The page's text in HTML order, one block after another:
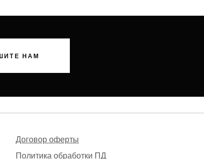
НАМ
Договор оферты
Политика обработки ПД